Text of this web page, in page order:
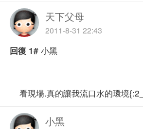
天下父母
2011-8-31 22:43
回復 1# 小黑
看現場.真的讓我流口水的環境
小黑